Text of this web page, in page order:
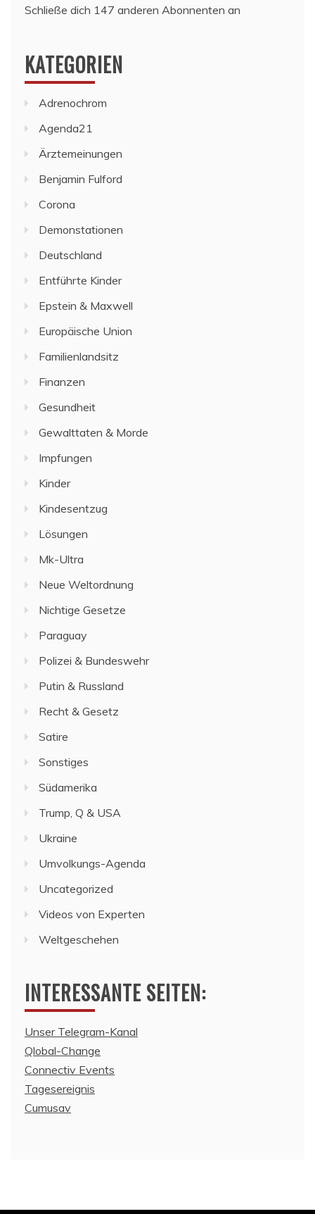
Schließe dich 147 anderen Abonnenten an
KATEGORIEN
Adrenochrom
Agenda21
Ärztemeinungen
Benjamin Fulford
Corona
Demonstationen
Deutschland
Entführte Kinder
Epstein & Maxwell
Europäische Union
Familienlandsitz
Finanzen
Gesundheit
Gewalttaten & Morde
Impfungen
Kinder
Kindesentzug
Lösungen
Mk-Ultra
Neue Weltordnung
Nichtige Gesetze
Paraguay
Polizei & Bundeswehr
Putin & Russland
Recht & Gesetz
Satire
Sonstiges
Südamerika
Trump, Q & USA
Ukraine
Umvolkungs-Agenda
Uncategorized
Videos von Experten
Weltgeschehen
INTERESSANTE SEITEN:
Unser Telegram-Kanal
Qlobal-Change
Connectiv Events
Tagesereignis
Cumusav